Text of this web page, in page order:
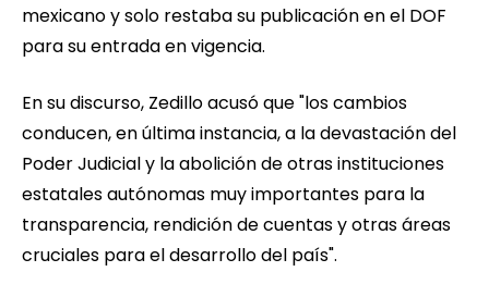
mexicano y solo restaba su publicación en el DOF
para su entrada en vigencia.
En su discurso, Zedillo acusó que "los cambios
conducen, en última instancia, a la devastación del
Poder Judicial y la abolición de otras instituciones
estatales autónomas muy importantes para la
transparencia, rendición de cuentas y otras áreas
cruciales para el desarrollo del país".